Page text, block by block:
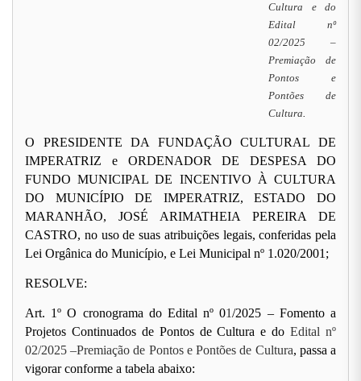
Cultura e do
Edital nº
02/2025 –
Premiação de
Pontos e
Pontões de
Cultura.
O PRESIDENTE DA FUNDAÇÃO CULTURAL DE
IMPERATRIZ e ORDENADOR DE DESPESA DO
FUNDO MUNICIPAL DE INCENTIVO À CULTURA
DO MUNICÍPIO DE IMPERATRIZ, ESTADO DO
MARANHÃO, JOSÉ ARIMATHEIA PEREIRA DE
CASTRO, no uso de suas atribuições legais, conferidas pela
Lei Orgânica do Município, e Lei Municipal nº 1.020/2001;
RESOLVE:
Art. 1º O cronograma do Edital nº 01/2025 – Fomento a
Projetos Continuados de Pontos de Cultura e doEdital nº
02/2025 –Premiação de Pontos e Pontões de Cultura, passa a
vigorar conforme a tabela abaixo: